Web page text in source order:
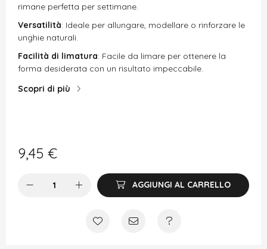
rimane perfetta per settimane.
Versatilità: Ideale per allungare, modellare o rinforzare le
unghie naturali.
Facilità di limatura: Facile da limare per ottenere la
forma desiderata con un risultato impeccabile.
Scopri di più
9,45 €
AGGIUNGI AL CARRELLO